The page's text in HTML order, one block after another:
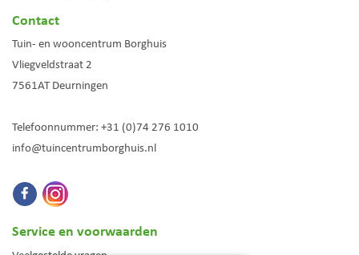
Contact
Tuin- en wooncentrum Borghuis
Vliegveldstraat 2
7561AT Deurningen
Telefoonnummer: +31 (0)74 276 1010
info@tuincentrumborghuis.nl
Service en voorwaarden